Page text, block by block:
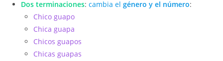
Dos terminaciones:cambia elgénero y el número:
Chico guapo
Chica guapa
Chicos guapos
Chicas guapas